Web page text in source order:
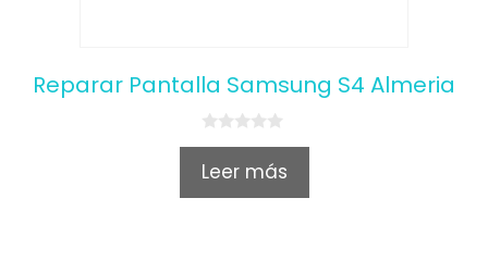
Reparar Pantalla Samsung S4 Almeria
0
u
Leer más